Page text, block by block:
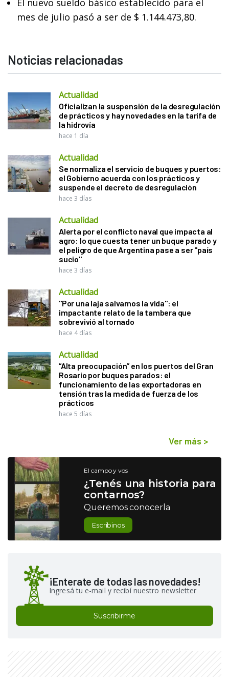
El nuevo sueldo básico establecido para el
mes de julio pasó a ser de $ 1.144.473,80.
Noticias relacionadas
Actualidad
Oficializan la suspensión de la desregulación
de prácticos y hay novedades en la tarifa de
la hidrovía
hace 1 día
Actualidad
Se normaliza el servicio de buques y puertos:
el Gobierno acuerda con los prácticos y
suspende el decreto de desregulación
hace 3 días
Actualidad
Alerta por el conflicto naval que impacta al
agro: lo que cuesta tener un buque parado y
el peligro de que Argentina pase a ser "país
sucio"
hace 3 días
Actualidad
"Por una laja salvamos la vida": el
impactante relato de la tambera que
sobrevivió al tornado
hace 4 días
Actualidad
“Alta preocupación” en los puertos del Gran
Rosario por buques parados: el
funcionamiento de las exportadoras en
tensión tras la medida de fuerza de los
prácticos
hace 5 días
Ver más >
El campo y vos
¿Tenés una historia para
contarnos?
Queremos conocerla
Escribinos
¡Enterate de todas las novedades!
Ingresá tu e-mail y recibí nuestro newsletter
Suscribirme